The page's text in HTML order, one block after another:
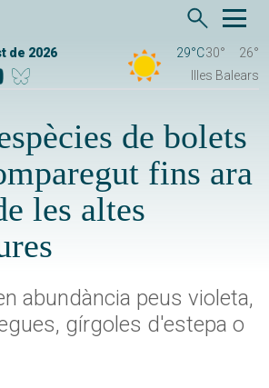
de 2026 29°C30°
26°
Illes Balears
de bolets
fins ara
les altes
abundància peus violeta,
gírgoles d'estepa o